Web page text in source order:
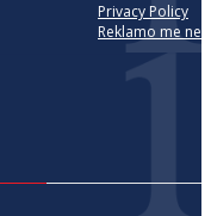
Privacy Policy
Reklamo me ne